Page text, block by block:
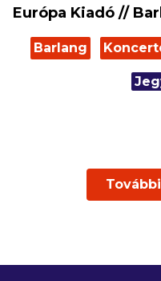
Európa Kiadó //
Barlang